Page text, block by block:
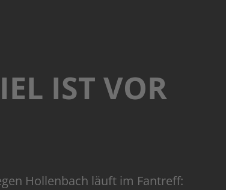
IST VOR
Hollenbach läuft im Fantreff: